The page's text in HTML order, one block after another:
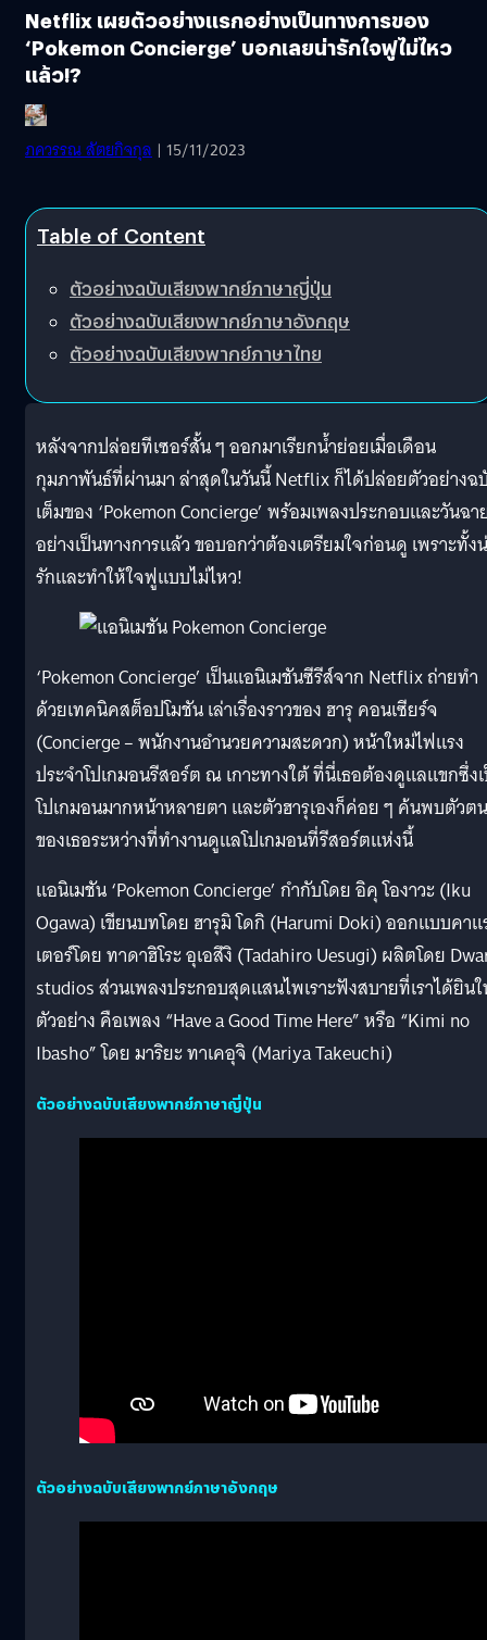
Netflix เผยตัวอย่างแรกอย่างเป็นทางการของ
‘Pokemon Concierge’ บอกเลยน่ารักใจฟูไม่ไหว
แล้ว!?
ภควรรณ สัตยกิจกุล | 15/11/2023
Table of Content
ตัวอย่างฉบับเสียงพากย์ภาษาญี่ปุ่น
ตัวอย่างฉบับเสียงพากย์ภาษาอังกฤษ
ตัวอย่างฉบับเสียงพากย์ภาษาไทย
หลังจากปล่อยทีเซอร์สั้น ๆ ออกมาเรียกน้ำย่อยเมื่อเดือน
กุมภาพันธ์ที่ผ่านมา ล่าสุดในวันนี้ Netflix ก็ได้ปล่อยตัวอย่างฉ
เต็มของ ‘Pokemon Concierge’ พร้อมเพลงประกอบและวันฉา
อย่างเป็นทางการแล้ว ขอบอกว่าต้องเตรียมใจก่อนดู เพราะทั้ง
รักและทำให้ใจฟูแบบไม่ไหว!
‘Pokemon Concierge’ เป็นแอนิเมชันซีรีส์จาก Netflix ถ่ายทำ
ด้วยเทคนิคสต็อปโมชัน เล่าเรื่องราวของ ฮารุ คอนเซียร์จ
(Concierge – พนักงานอำนวยความสะดวก) หน้าใหม่ไฟแรง
ประจำโปเกมอนรีสอร์ต ณ เกาะทางใต้ ที่นี่เธอต้องดูแลแขกซึ่ง
โปเกมอนมากหน้าหลายตา และตัวฮารุเองก็ค่อย ๆ ค้นพบตัวตน
ของเธอระหว่างที่ทำงานดูแลโปเกมอนที่รีสอร์ตแห่งนี้
แอนิเมชัน ‘Pokemon Concierge’ กำกับโดย อิคุ โองาวะ (Iku
Ogawa) เขียนบทโดย ฮารุมิ โดกิ (Harumi Doki) ออกแบบคา
เตอร์โดย ทาดาฮิโระ อุเอสึงิ (Tadahiro Uesugi) ผลิตโดย
studios ส่วนเพลงประกอบสุดแสนไพเราะฟังสบายที่เราได้ยิน
ตัวอย่าง คือเพลง “Have a Good Time Here” หรือ “Kimi no
Ibasho” โดย มาริยะ ทาเคอุจิ (Mariya Takeuchi)
ตัวอย่างฉบับเสียงพากย์ภาษาญี่ปุ่น
ตัวอย่างฉบับเสียงพากย์ภาษาอังกฤษ